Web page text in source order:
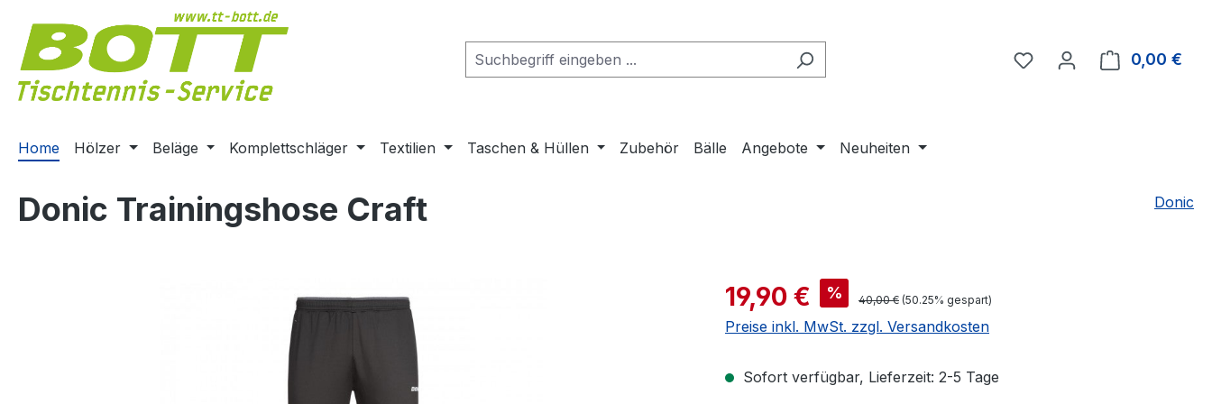
Hauptinhalt springen
Zur Suche springen
Zur Hauptnavigation springen
Du hast 0 Produkte auf
0,00 €
Home Hölzer Beläge Komplettschläger Textilien Taschen & Hüllen Zubehör Bälle Angebote Neuheiten
Donic Trainingshose Craft Donic
Verkaufspreis:
19,90 € % Regulärer Preis:
40,00 € (50.25% gespart)
Preise inkl. MwSt. zzgl. Versandkosten
Sofort verfügbar, Lieferzeit: 2-5 Tage